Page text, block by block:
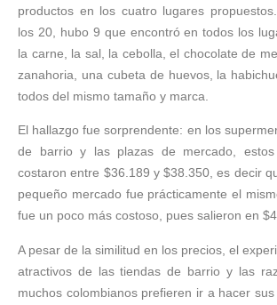
productos en los cuatro lugares
los 20, hubo 9 que encontró en todos los
la carne, la sal, la cebolla, el chocolate de
zanahoria, una cubeta de huevos, la
todos del mismo tamaño y marca.
El hallazgo fue sorprendente: en los
de barrio y las plazas de mercado, estos
costaron entre $36.189 y $38.350, es decir
pequeño mercado fue prácticamente el
fue un poco más costoso, pues salieron en
A pesar de la similitud en los precios, el
atractivos de las tiendas de barrio y las
muchos colombianos prefieren ir a hacer